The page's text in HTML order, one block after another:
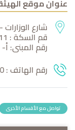
عنوان موقع
شارع الوزارات
قم السكة : 3411
رقم المبنى: أ- 1-620
رقم الهاتف :
تواصل مع الأقسام الأخرى